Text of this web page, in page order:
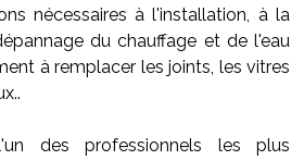
nécessaires à l'installation, à la
du chauffage et de l'eau
à remplacer les joints, les vitres
des professionnels les plus